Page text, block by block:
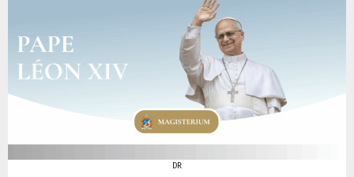
DR